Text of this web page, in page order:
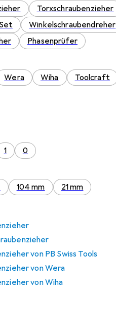
Torxschraubenzieher
Winkelschraubendreher
Phasenprüfer
Wera Wiha Toolcraft
1 0
104 mm 21 mm
von PB Swiss Tools
von Wera
von Wiha